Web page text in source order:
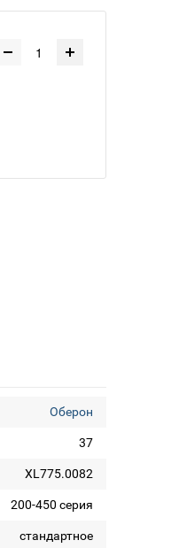
Оберон
37
XL775.0082
200-450 серия
стандартное